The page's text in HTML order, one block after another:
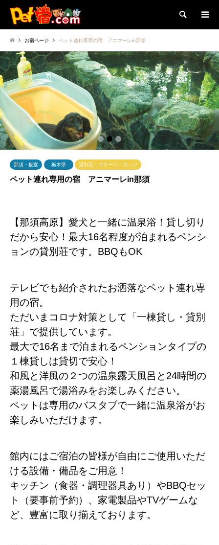
検索
お宿ページ ペット連れ専用の宿 アニマーレin那須
1 2 3
那須・板室 栃木県 貸別荘・コテージ・ロッジ
ペット連れ専用の宿 アニマーレin那須
【那須高原】愛犬と一緒に温泉浴！貸し切り
だから安心！最大16名程度が泊まれるペンシ
ョンの貸別荘です。BBQもOK
テレビでも紹介されたお洒落なペット連れ専
用の宿。
ただいまコロナ対策として「一棟貸し・貸別
荘」で提供しています。
最大で16名まで泊まれるペンションタイプの
１棟貸しは貸切で安心！
和風と洋風の２つの温泉露天風呂と24時間の
薬湯風呂で湯浴みをお楽しみください。
ペットは専用のバスタブで一緒に温泉浴がお
楽しみいただけます。
館内にはご宿泊の皆様が自由にご使用いただ
ける設備・備品をご用意！
キッチン（食器・調理器具あり）やBBQセッ
ト（要事前予約）、家電製品やTVゲームな
ど、豊富に取り揃えております。